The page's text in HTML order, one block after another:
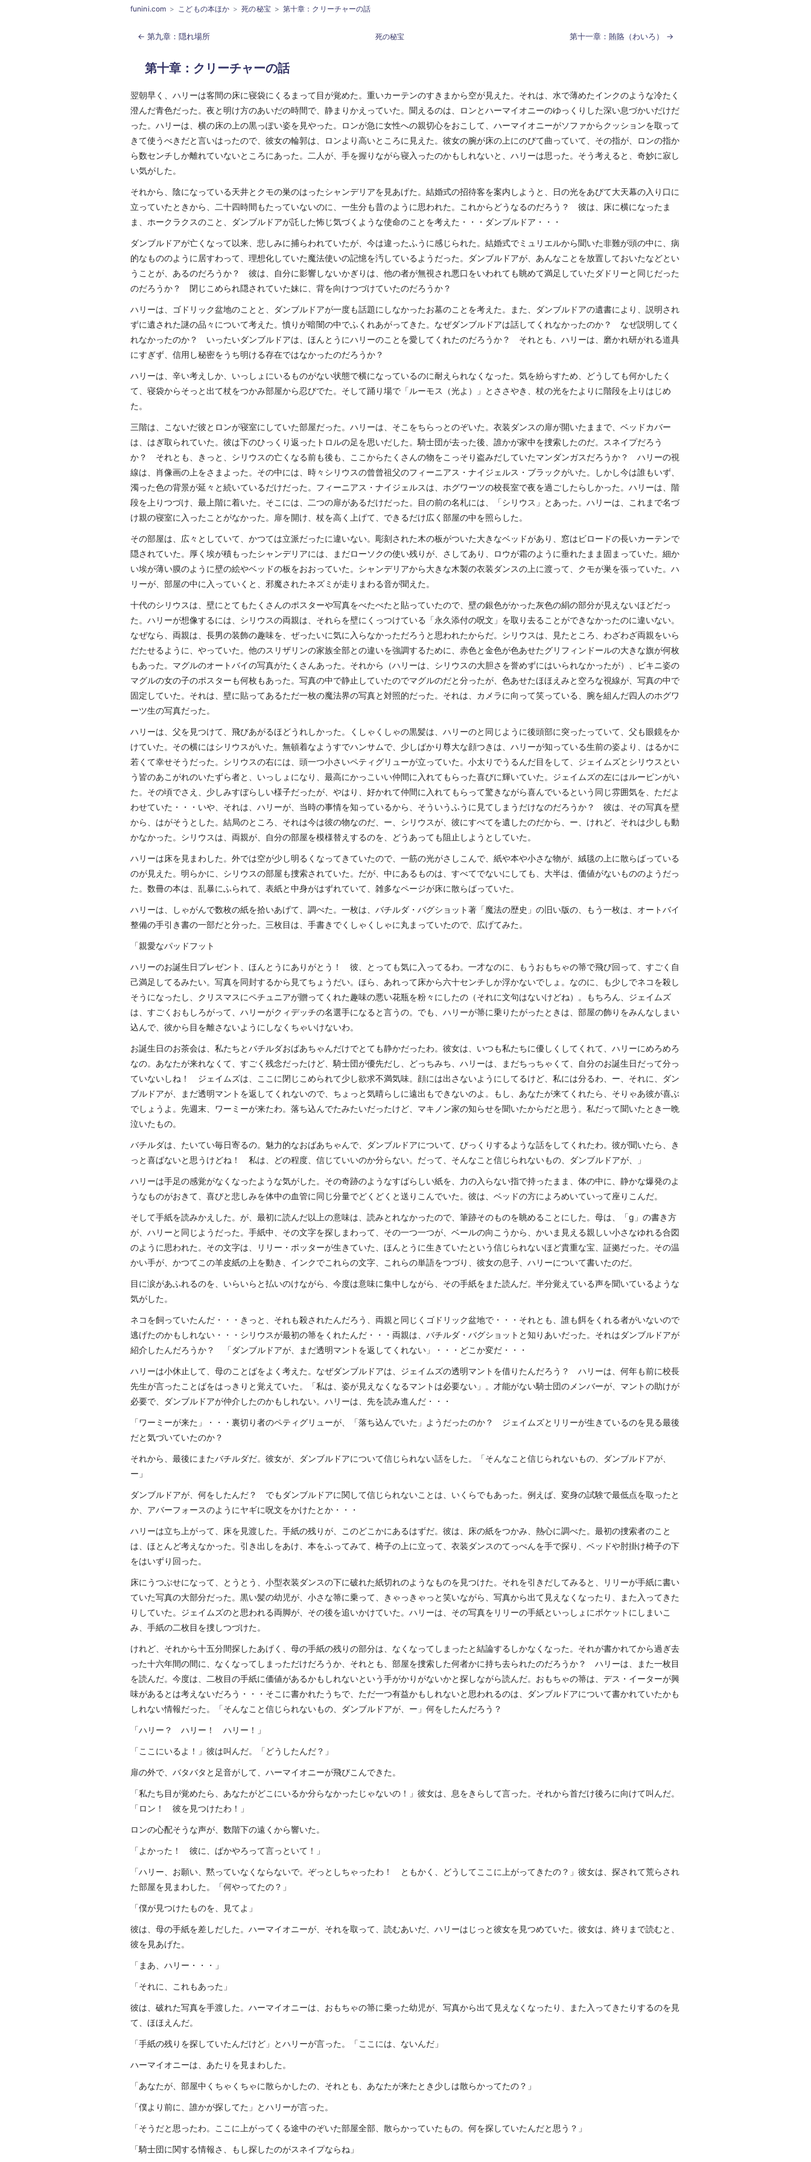
funini.com こどもの本ほか 死の秘宝 第十章：クリーチャーの話
第九章：隠れ場所 死の秘宝 第十一章：賄賂（わいろ）
第十章：クリーチャーの話
翌朝早く、ハリーは客間の床に寝袋にくるまって目が覚めた。重いカーテンのすきまから空が見えた。それは、水で薄めたインクのような冷たく
澄んだ青色だった。夜と明け方のあいだの時間で、静まりかえっていた。聞えるのは、ロンとハーマイオニーのゆっくりした深い息づかいだけだ
った。ハリーは、横の床の上の黒っぽい姿を見やった。ロンが急に女性への親切心をおこして、ハーマイオニーがソファからクッションを取って
きて使うべきだと言いはったので、彼女の輪郭は、ロンより高いところに見えた。彼女の腕が床の上にのびて曲っていて、その指が、ロンの指か
ら数センチしか離れていないところにあった。二人が、手を握りながら寝入ったのかもしれないと、ハリーは思った。そう考えると、奇妙に寂し
い気がした。
それから、陰になっている天井とクモの巣のはったシャンデリアを見あげた。結婚式の招待客を案内しようと、日の光をあびて大天幕の入り口に
立っていたときから、二十四時間もたっていないのに、一生分も昔のように思われた。これからどうなるのだろう？ 彼は、床に横になったま
ま、ホークラクスのこと、ダンブルドアが託した怖じ気づくような使命のことを考えた・・・ダンブルドア・・・
ダンブルドアが亡くなって以来、悲しみに捕らわれていたが、今は違ったふうに感じられた。結婚式でミュリエルから聞いた非難が頭の中に、病
的なもののように居すわって、理想化していた魔法使いの記憶を汚しているようだった。ダンブルドアが、あんなことを放置しておいたなどとい
うことが、あるのだろうか？ 彼は、自分に影響しないかぎりは、他の者が無視され悪口をいわれても眺めて満足していたダドリーと同じだった
のだろうか？ 閉じこめられ隠されていた妹に、背を向けつづけていたのだろうか？
ハリーは、ゴドリック盆地のことと、ダンブルドアが一度も話題にしなかったお墓のことを考えた。また、ダンブルドアの遺書により、説明され
ずに遺された謎の品々について考えた。憤りが暗闇の中でふくれあがってきた。なぜダンブルドアは話してくれなかったのか？ なぜ説明してく
れなかったのか？ いったいダンブルドアは、ほんとうにハリーのことを愛してくれたのだろうか？ それとも、ハリーは、磨かれ研がれる道具
にすぎず、信用し秘密をうち明ける存在ではなかったのだろうか？
ハリーは、辛い考えしか、いっしょにいるものがない状態で横になっているのに耐えられなくなった。気を紛らすため、どうしても何かしたく
て、寝袋からそっと出て杖をつかみ部屋から忍びでた。そして踊り場で「ルーモス（光よ）」とささやき、杖の光をたよりに階段を上りはじめ
た。
三階は、こないだ彼とロンが寝室にしていた部屋だった。ハリーは、そこをちらっとのぞいた。衣装ダンスの扉が開いたままで、ベッドカバー
は、はぎ取られていた。彼は下のひっくり返ったトロルの足を思いだした。騎士団が去った後、誰かが家中を捜索したのだ。スネイプだろう
か？ それとも、きっと、シリウスの亡くなる前も後も、ここからたくさんの物をこっそり盗みだしていたマンダンガスだろうか？ ハリーの視
線は、肖像画の上をさまよった。その中には、時々シリウスの曾曾祖父のフィーニアス・ナイジェルス・ブラックがいた。しかし今は誰もいず、
濁った色の背景が延々と続いているだけだった。フィーニアス・ナイジェルスは、ホグワーツの校長室で夜を過ごしたらしかった。ハリーは、階
段を上りつづけ、最上階に着いた。そこには、二つの扉があるだけだった。目の前の名札には、「シリウス」とあった。ハリーは、これまで名づ
け親の寝室に入ったことがなかった。扉を開け、杖を高く上げて、できるだけ広く部屋の中を照らした。
その部屋は、広々としていて、かつては立派だったに違いない。彫刻された木の板がついた大きなベッドがあり、窓はビロードの長いカーテンで
隠されていた。厚く埃が積もったシャンデリアには、まだローソクの使い残りが、さしてあり、ロウが霜のように垂れたまま固まっていた。細か
い埃が薄い膜のように壁の絵やベッドの板をおおっていた。シャンデリアから大きな木製の衣装ダンスの上に渡って、クモが巣を張っていた。ハ
リーが、部屋の中に入っていくと、邪魔されたネズミが走りまわる音が聞えた。
十代のシリウスは、壁にとてもたくさんのポスターや写真をべたべたと貼っていたので、壁の銀色がかった灰色の絹の部分が見えないほどだっ
た。ハリーが想像するには、シリウスの両親は、それらを壁にくっつけている「永久添付の呪文」を取り去ることができなかったのに違いない。
なぜなら、両親は、長男の装飾の趣味を、ぜったいに気に入らなかっただろうと思われたからだ。シリウスは、見たところ、わざわざ両親をいら
だたせるように、やっていた。他のスリザリンの家族全部との違いを強調するために、赤色と金色が色あせたグリフィンドールの大きな旗が何枚
もあった。マグルのオートバイの写真がたくさんあった。それから（ハリーは、シリウスの大胆さを誉めずにはいられなかったが）、ビキニ姿の
マグルの女の子のポスターも何枚もあった。写真の中で静止していたのでマグルのだと分ったが、色あせたほほえみと空ろな視線が、写真の中で
固定していた。それは、壁に貼ってあるただ一枚の魔法界の写真と対照的だった。それは、カメラに向って笑っている、腕を組んだ四人のホグワ
ーツ生の写真だった。
ハリーは、父を見つけて、飛びあがるほどうれしかった。くしゃくしゃの黒髪は、ハリーのと同じように後頭部に突ったっていて、父も眼鏡をか
けていた。その横にはシリウスがいた。無頓着なようすでハンサムで、少しばかり尊大な顔つきは、ハリーが知っている生前の姿より、はるかに
若くて幸せそうだった。シリウスの右には、頭一つ小さいペティグリューが立っていた。小太りでうるんだ目をして、ジェイムズとシリウスとい
う皆のあこがれのいたずら者と、いっしょになり、最高にかっこいい仲間に入れてもらった喜びに輝いていた。ジェイムズの左にはルーピンがい
た。その頃でさえ、少しみすぼらしい様子だったが、やはり、好かれて仲間に入れてもらって驚きながら喜んでいるという同じ雰囲気を、ただよ
わせていた・・・いや、それは、ハリーが、当時の事情を知っているから、そういうふうに見てしまうだけなのだろうか？ 彼は、その写真を壁
から、はがそうとした。結局のところ、それは今は彼の物なのだ、ー、シリウスが、彼にすべてを遺したのだから、ー、けれど、それは少しも動
かなかった。シリウスは、両親が、自分の部屋を模様替えするのを、どうあっても阻止しようとしていた。
ハリーは床を見まわした。外では空が少し明るくなってきていたので、一筋の光がさしこんで、紙や本や小さな物が、絨毯の上に散らばっている
のが見えた。明らかに、シリウスの部屋も捜索されていた。だが、中にあるものは、すべてでないにしても、大半は、価値がないもののようだっ
た。数冊の本は、乱暴にふられて、表紙と中身がはずれていて、雑多なページが床に散らばっていた。
ハリーは、しゃがんで数枚の紙を拾いあげて、調べた。一枚は、バチルダ・バグショット著「魔法の歴史」の旧い版の、もう一枚は、オートバイ
整備の手引き書の一部だと分った。三枚目は、手書きでくしゃくしゃに丸まっていたので、広げてみた。
「親愛なパッドフット
ハリーのお誕生日プレゼント、ほんとうにありがとう！ 彼、とっても気に入ってるわ。一才なのに、もうおもちゃの箒で飛び回って、すごく自
己満足してるみたい。写真を同封するから見てちょうだい。ほら、あれって床から六十センチしか浮かないでしょ。なのに、も少しでネコを殺し
そうになったし、クリスマスにペチュニアが贈ってくれた趣味の悪い花瓶を粉々にしたの（それに文句はないけどね）。もちろん、ジェイムズ
は、すごくおもしろがって、ハリーがクィデッチの名選手になると言うの。でも、ハリーが箒に乗りたがったときは、部屋の飾りをみんなしまい
込んで、彼から目を離さないようにしなくちゃいけないわ。
お誕生日のお茶会は、私たちとバチルダおばあちゃんだけでとても静かだったわ。彼女は、いつも私たちに優しくしてくれて、ハリーにめろめろ
なの。あなたが来れなくて、すごく残念だったけど、騎士団が優先だし、どっちみち、ハリーは、まだちっちゃくて、自分のお誕生日だって分っ
ていないしね！ ジェイムズは、ここに閉じこめられて少し欲求不満気味。顔には出さないようにしてるけど、私には分るわ、ー、それに、ダン
ブルドアが、まだ透明マントを返してくれないので、ちょっと気晴らしに遠出もできないのよ。もし、あなたが来てくれたら、そりゃあ彼が喜ぶ
でしょうよ。先週末、ワーミーが来たわ。落ち込んでたみたいだったけど、マキノン家の知らせを聞いたからだと思う。私だって聞いたとき一晩
泣いたもの。
バチルダは、たいてい毎日寄るの。魅力的なおばあちゃんで、ダンブルドアについて、びっくりするような話をしてくれたわ。彼が聞いたら、き
っと喜ばないと思うけどね！ 私は、どの程度、信じていいのか分らない。だって、そんなこと信じられないもの、ダンブルドアが、」
ハリーは手足の感覚がなくなったような気がした。その奇跡のようなすばらしい紙を、力の入らない指で持ったまま、体の中に、静かな爆発のよ
うなものがおきて、喜びと悲しみを体中の血管に同じ分量でどくどくと送りこんでいた。彼は、ベッドの方によろめいていって座りこんだ。
そして手紙を読みかえした。が、最初に読んだ以上の意味は、読みとれなかったので、筆跡そのものを眺めることにした。母は、「g」の書き方
が、ハリーと同じようだった。手紙中、その文字を探しまわって、その一つ一つが、ベールの向こうから、かいま見える親しい小さなゆれる合図
のように思われた。その文字は、リリー・ポッターが生きていた、ほんとうに生きていたという信じられないほど貴重な宝、証拠だった。その温
かい手が、かつてこの羊皮紙の上を動き、インクでこれらの文字、これらの単語をつづり、彼女の息子、ハリーについて書いたのだ。
目に涙があふれるのを、いらいらと払いのけながら、今度は意味に集中しながら、その手紙をまた読んだ。半分覚えている声を聞いているような
気がした。
ネコを飼っていたんだ・・・きっと、それも殺されたんだろう、両親と同じくゴドリック盆地で・・・それとも、誰も餌をくれる者がいないので
逃げたのかもしれない・・・シリウスが最初の箒をくれたんだ・・・両親は、バチルダ・バグショットと知りあいだった。それはダンブルドアが
紹介したんだろうか？ 「ダンブルドアが、まだ透明マントを返してくれない」・・・どこか変だ・・・
ハリーは小休止して、母のことばをよく考えた。なぜダンブルドアは、ジェイムズの透明マントを借りたんだろう？ ハリーは、何年も前に校長
先生が言ったことばをはっきりと覚えていた。「私は、姿が見えなくなるマントは必要ない」。才能がない騎士団のメンバーが、マントの助けが
必要で、ダンブルドアが仲介したのかもしれない。ハリーは、先を読み進んだ・・・
「ワーミーが来た」・・・裏切り者のペティグリューが、「落ち込んでいた」ようだったのか？ ジェイムズとリリーが生きているのを見る最後
だと気づいていたのか？
それから、最後にまたバチルダだ。彼女が、ダンブルドアについて信じられない話をした。「そんなこと信じられないもの、ダンブルドアが、
ー」
ダンブルドアが、何をしたんだ？ でもダンブルドアに関して信じられないことは、いくらでもあった。例えば、変身の試験で最低点を取ったと
か、アバーフォースのようにヤギに呪文をかけたとか・・・
ハリーは立ち上がって、床を見渡した。手紙の残りが、このどこかにあるはずだ。彼は、床の紙をつかみ、熱心に調べた。最初の捜索者のこと
は、ほとんど考えなかった。引き出しをあけ、本をふってみて、椅子の上に立って、衣装ダンスのてっぺんを手で探り、ベッドや肘掛け椅子の下
をはいずり回った。
床にうつぶせになって、とうとう、小型衣装ダンスの下に破れた紙切れのようなものを見つけた。それを引きだしてみると、リリーが手紙に書い
ていた写真の大部分だった。黒い髪の幼児が、小さな箒に乗って、きゃっきゃっと笑いながら、写真から出て見えなくなったり、また入ってきた
りしていた。ジェイムズのと思われる両脚が、その後を追いかけていた。ハリーは、その写真をリリーの手紙といっしょにポケットにしまいこ
み、手紙の二枚目を捜しつづけた。
けれど、それから十五分間探したあげく、母の手紙の残りの部分は、なくなってしまったと結論するしかなくなった。それが書かれてから過ぎ去
った十六年間の間に、なくなってしまっただけだろうか、それとも、部屋を捜索した何者かに持ち去られたのだろうか？ ハリーは、また一枚目
を読んだ。今度は、二枚目の手紙に価値があるかもしれないという手がかりがないかと探しながら読んだ。おもちゃの箒は、デス・イーターが興
味があるとは考えないだろう・・・そこに書かれたうちで、ただ一つ有益かもしれないと思われるのは、ダンブルドアについて書かれていたかも
しれない情報だった。「そんなこと信じられないもの、ダンブルドアが、ー」何をしたんだろう？
「ハリー？ ハリー！ ハリー！」
「ここにいるよ！」彼は叫んだ。「どうしたんだ？」
扉の外で、バタバタと足音がして、ハーマイオニーが飛びこんできた。
「私たち目が覚めたら、あなたがどこにいるか分らなかったじゃないの！」彼女は、息をきらして言った。それから首だけ後ろに向けて叫んだ。
「ロン！ 彼を見つけたわ！」
ロンの心配そうな声が、数階下の遠くから響いた。
「よかった！ 彼に、ばかやろって言っといて！」
「ハリー、お願い、黙っていなくならないで。ぞっとしちゃったわ！ ともかく、どうしてここに上がってきたの？」彼女は、探されて荒らされ
た部屋を見まわした。「何やってたの？」
「僕が見つけたものを、見てよ」
彼は、母の手紙を差しだした。ハーマイオニーが、それを取って、読むあいだ、ハリーはじっと彼女を見つめていた。彼女は、終りまで読むと、
彼を見あげた。
「まあ、ハリー・・・」
「それに、これもあった」
彼は、破れた写真を手渡した。ハーマイオニーは、おもちゃの箒に乗った幼児が、写真から出て見えなくなったり、また入ってきたりするのを見
て、ほほえんだ。
「手紙の残りを探していたんだけど」とハリーが言った。「ここには、ないんだ」
ハーマイオニーは、あたりを見まわした。
「あなたが、部屋中くちゃくちゃに散らかしたの、それとも、あなたが来たとき少しは散らかってたの？」
「僕より前に、誰かが探してた」とハリーが言った。
「そうだと思ったわ。ここに上がってくる途中のぞいた部屋全部、散らかっていたもの。何を探していたんだと思う？」
「騎士団に関する情報さ、もし探したのがスネイプならね」